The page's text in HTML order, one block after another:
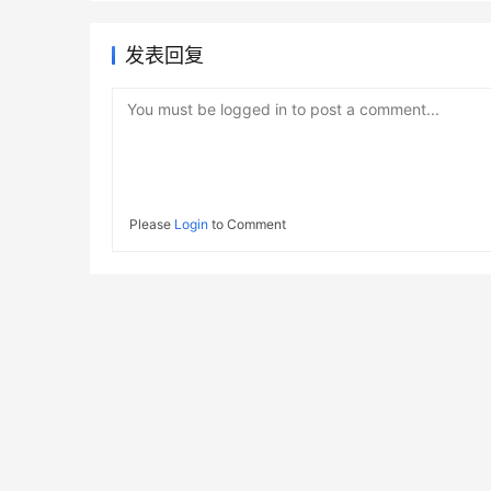
发表回复
You must be logged in to post a comment...
Please Login to Comment